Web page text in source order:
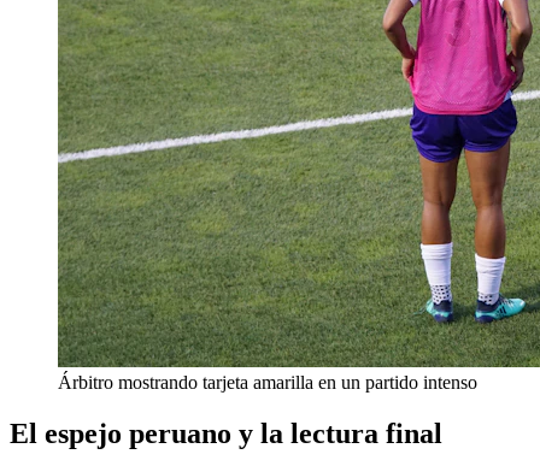
Árbitro mostrando tarjeta amarilla en un partido intenso
El espejo peruano y la lectura final